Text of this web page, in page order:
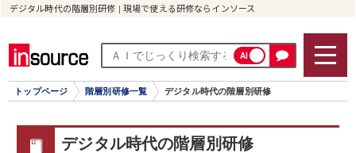
デジタル時代の階層別研修 | 現場で使える研修ならインソース
AI
トップページ 階層別研修一覧 デジタル時代の階層別研修
デジタル時代の階層別研修